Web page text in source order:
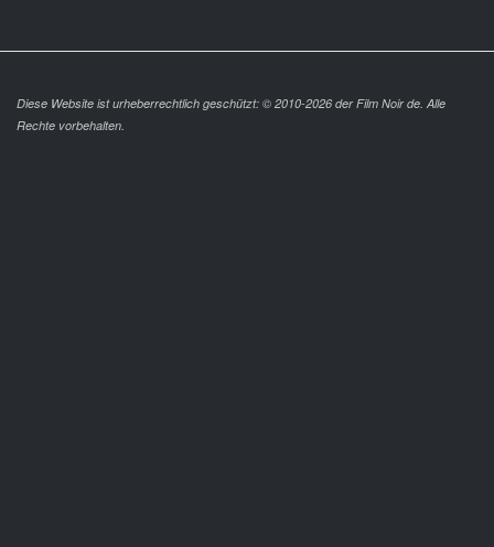
Diese Website ist urheberrechtlich geschützt: © 2010-2026 der Film Noir de. Alle
Rechte vorbehalten.